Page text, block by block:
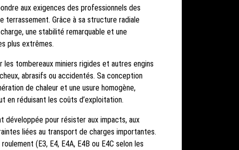
aux exigences des professionnels des
terrassement. Grâce à sa structure radiale
une stabilité remarquable et une
plus extrêmes.
tombereaux miniers rigides et autres engins
abrasifs ou accidentés. Sa conception
de chaleur et une usure homogène,
en réduisant les coûts d’exploitation.
développée pour résister aux impacts, aux
liées au transport de charges importantes.
(E3, E4, E4A, E4B ou E4C selon les